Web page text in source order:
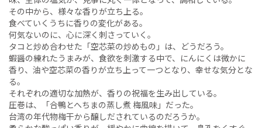
その中から、様々な香りが立ち上る。
食べていくうちに香りの変化がある。
何気ないのに、心に深く刺さっていく。
タコと炒め合わせた「空芯菜の炒めもの」は、どうだろう。
蝦醤の練れたうまみが、食欲を刺激する中で、にんにくは微かに
香り、油や空芯菜の香りが立ち上って一つとなり、幸せな気分とな
る。
それぞれの適切な加熱が、香りの祝福を生み出している。
圧巻は、「合鴨とへちまの蒸し煮 梅風味」だった。
台湾の年代物梅干から醸しだされているのだろうか。